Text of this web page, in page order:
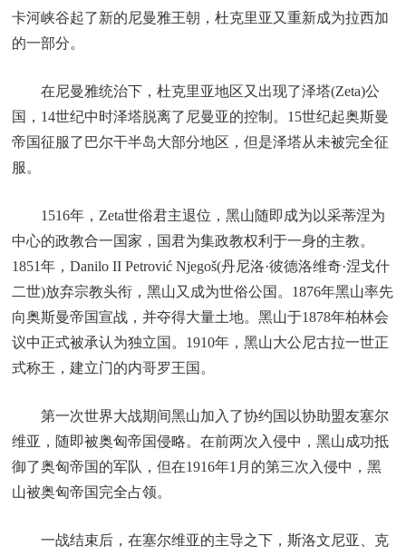
卡河峡谷起了新的尼曼雅王朝，杜克里亚又重新成为拉西加
的一部分。
在尼曼雅统治下，杜克里亚地区又出现了泽塔(Zeta)公
国，14世纪中时泽塔脱离了尼曼亚的控制。15世纪起奥斯曼
帝国征服了巴尔干半岛大部分地区，但是泽塔从未被完全征
服。
1516年，Zeta世俗君主退位，黑山随即成为以采蒂涅为
中心的政教合一国家，国君为集政教权利于一身的主教。
1851年，Danilo II Petrović Njegoš(丹尼洛·彼德洛维奇·涅戈什
二世)放弃宗教头衔，黑山又成为世俗公国。1876年黑山率先
向奥斯曼帝国宣战，并夺得大量土地。黑山于1878年柏林会
议中正式被承认为独立国。1910年，黑山大公尼古拉一世正
式称王，建立门的内哥罗王国。
第一次世界大战期间黑山加入了协约国以协助盟友塞尔
维亚，随即被奥匈帝国侵略。在前两次入侵中，黑山成功抵
御了奥匈帝国的军队，但在1916年1月的第三次入侵中，黑
山被奥匈帝国完全占领。
一战结束后，在塞尔维亚的主导之下，斯洛文尼亚、克